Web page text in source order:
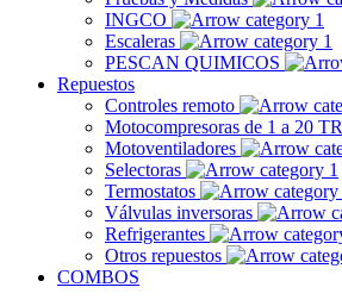
INGCO
Escaleras
PESCAN QUIMICOS
Repuestos
Controles remoto
Motocompresoras de 1 a 20 TR
Motoventiladores
Selectoras
Termostatos
Válvulas inversoras
Refrigerantes
Otros repuestos
COMBOS